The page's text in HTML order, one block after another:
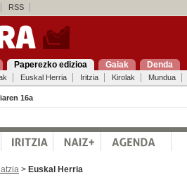
RSS
Paperezko edizioa Gaiak Denda
Euskal Herria Iritzia Kirolak Mundua
16a
> Euskal Herria